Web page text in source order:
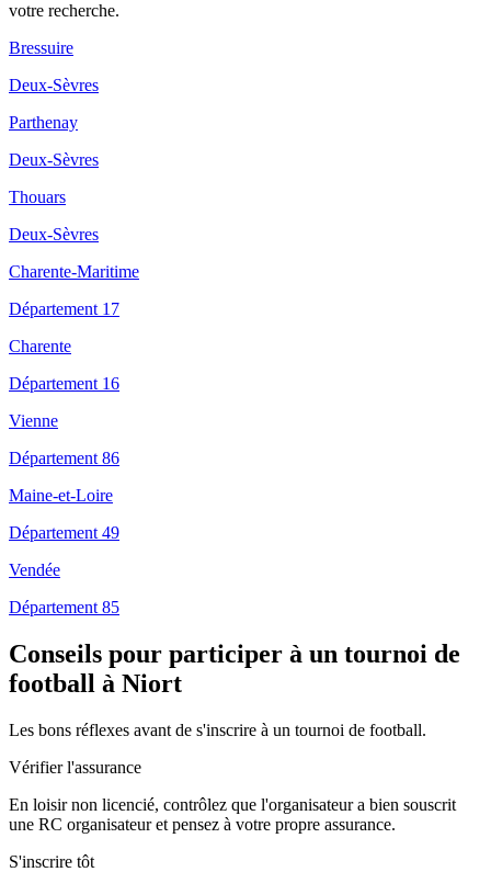
votre recherche.
Bressuire
Deux-Sèvres
Parthenay
Deux-Sèvres
Thouars
Deux-Sèvres
Charente-Maritime
Département 17
Charente
Département 16
Vienne
Département 86
Maine-et-Loire
Département 49
Vendée
Département 85
Conseils pour participer à un tournoi de
football à Niort
Les bons réflexes avant de s'inscrire à un tournoi de football.
Vérifier l'assurance
En loisir non licencié, contrôlez que l'organisateur a bien souscrit
une RC organisateur et pensez à votre propre assurance.
S'inscrire tôt